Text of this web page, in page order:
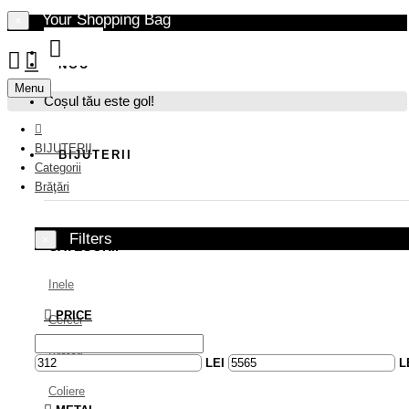
Your Shopping Bag
Coșul tău este gol!
NOU
BIJUTERII
CATEGORII
Inele
Cercei
Brăţări
Coliere
Menu
BIJUTERII
Categorii
Brăţări
Filters
PRICE
LEI